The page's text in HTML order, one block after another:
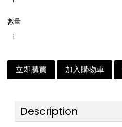
數量
立即購買 加入購物車
Description